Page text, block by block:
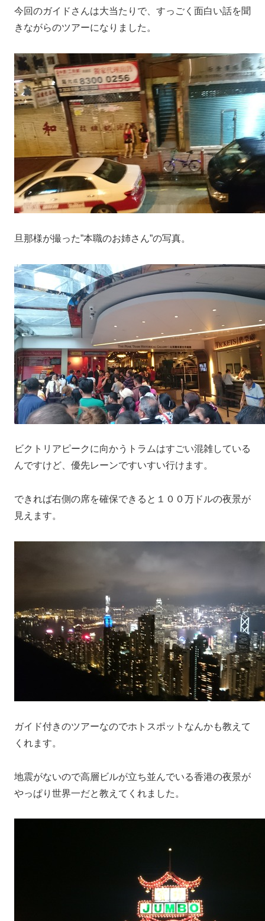
今回のガイドさんは大当たりで、すっごく面白い話を聞
きながらのツアーになりました。
旦那様が撮った”本職のお姉さん”の写真。
ビクトリアピークに向かうトラムはすごい混雑している
んですけど、優先レーンですいすい行けます。
できれば右側の席を確保できると１００万ドルの夜景が
見えます。
ガイド付きのツアーなのでホトスポットなんかも教えて
くれます。
地震がないので高層ビルが立ち並んでいる香港の夜景が
やっぱり世界一だと教えてくれました。